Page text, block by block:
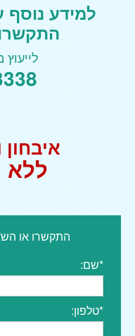
למידע נוסף
התקשרו 054-
איבחון
ללא
התקשרו או
*שם:
*טלפון: